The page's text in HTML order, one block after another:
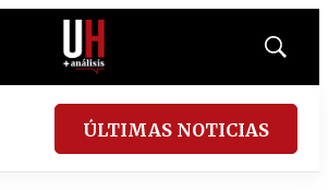
Mostrar
ÚLTIMAS NOTICIAS